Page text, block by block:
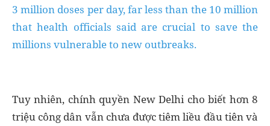
3 million doses per day, far less than the 10 million
that health officials said are crucial to save the
millions vulnerable to new outbreaks.
Tuy nhiên, chính quyền New Delhi cho biết hơn 8
triệu công dân vẫn chưa được tiêm liều đầu tiên và